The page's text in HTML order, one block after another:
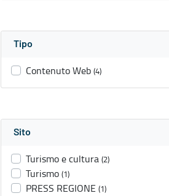
Tipo
Contenuto Web (4)
Sito
Turismo e cultura (2)
Turismo (1)
PRESS REGIONE (1)